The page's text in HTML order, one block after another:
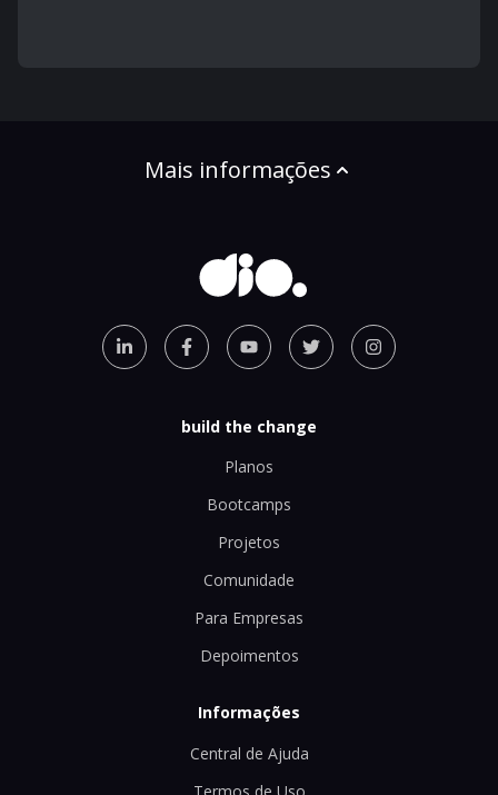
Mais informações
build the change
Planos
Bootcamps
Projetos
Comunidade
Para Empresas
Depoimentos
Informações
Central de Ajuda